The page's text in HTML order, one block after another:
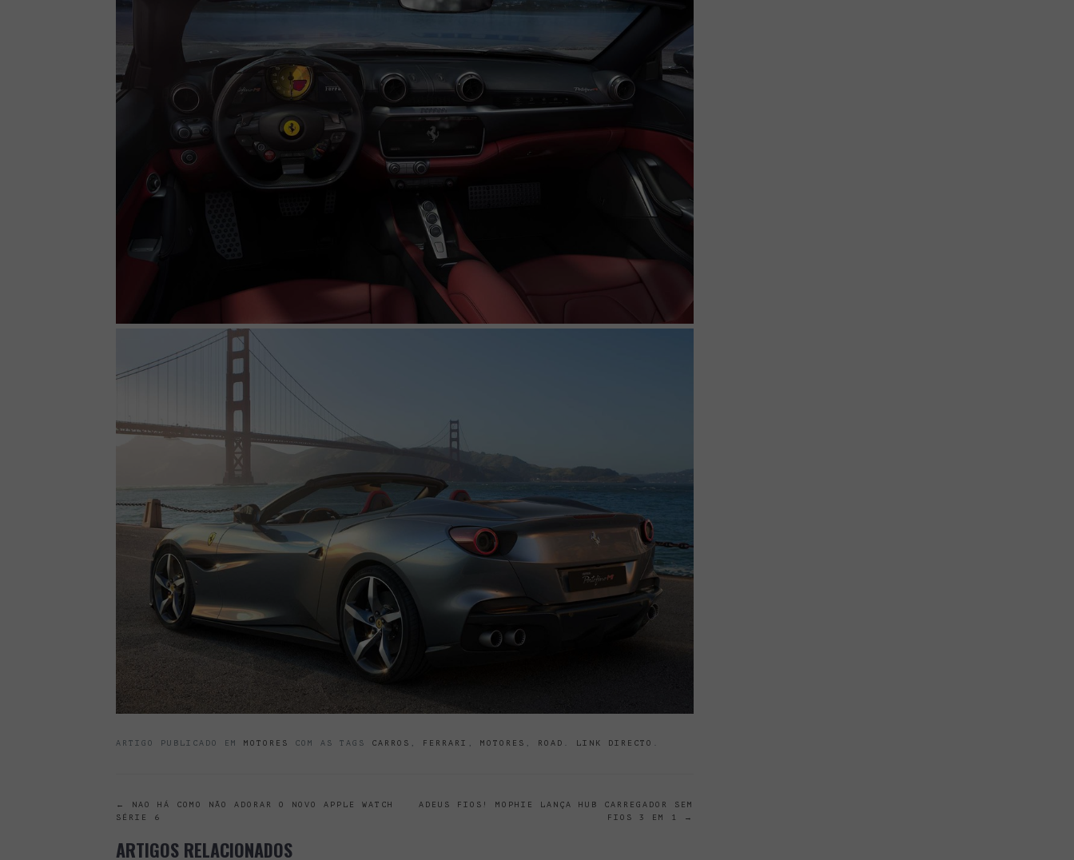
ARTIGO PUBLICADO EM MOTORES COM AS TAGS CARROS FERRARI MOTORES ROAD LINK DIRECTO
POST
←
NAO HÁ COMO NÃO ADORAR O NOVO APPLE WATCH
SÉRIE 6
ADEUS FIOS! MOPHIE LANÇA HUB CARREGADOR SEM
FIOS 3 EM 1
→
ARTIGOS RELACIONADOS